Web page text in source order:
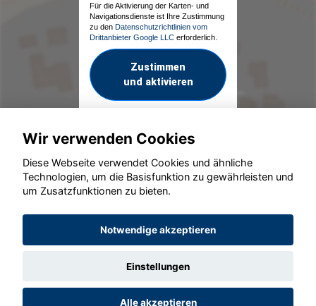
Für die Aktivierung der Karten- und
Navigationsdienste ist Ihre Zustimmung
zu den Datenschutzrichtlinien vom
Drittanbieter Google LLC erforderlich.
Zustimmen
und aktivieren
© konjunkturmotor.de GmbH 2020 - 2026
Wir verwenden Cookies
Diese Webseite verwendet Cookies und ähnliche
Technologien, um die Basisfunktion zu gewährleisten und
um Zusatzfunktionen zu bieten.
Notwendige akzeptieren
Einstellungen
Alle akzeptieren